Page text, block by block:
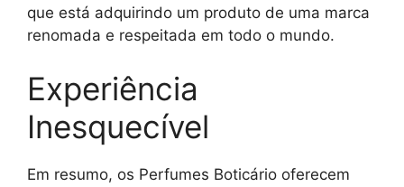
que está adquirindo um produto de uma marca
renomada e respeitada em todo o mundo.
Experiência
Inesquecível
Em resumo, os Perfumes Boticário oferecem